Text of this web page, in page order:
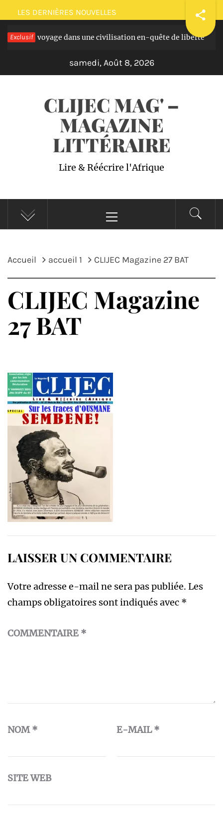
Passer
au
contenu
LES DERNIÈRES NOUVELLES
Exclusif voyage dans une civilisation en-quête de liberté
samedi, Août 8, 2026
CLIJEC MAG' –
MAGAZINE
LITTÉRAIRE
Lire & Réécrire l'Afrique
principal
Accueil accueil 1 CLIJEC Magazine 27 BAT
CLIJEC Magazine
27 BAT
LAISSER UN COMMENTAIRE
Votre adresse e-mail ne sera pas publiée. Les
champs obligatoires sont indiqués avec *
COMMENTAIRE *
NOM* E-MAIL*
SITE WEB